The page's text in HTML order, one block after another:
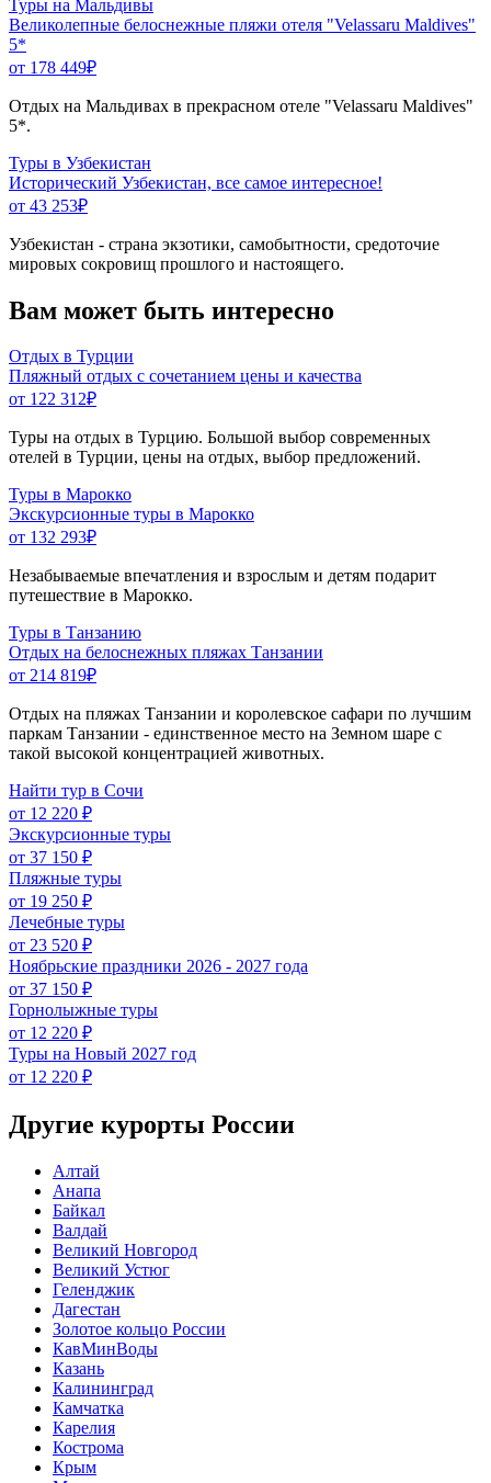
Туры на Мальдивы
Великолепные белоснежные пляжи отеля "Velassaru Maldives"
5*
от 178 449₽
Отдых на Мальдивах в прекрасном отеле "Velassaru Maldives"
5*.
Туры в Узбекистан
Исторический Узбекистан, все самое интересное!
от 43 253₽
Узбекистан - страна экзотики, самобытности, средоточие
мировых сокровищ прошлого и настоящего.
Вам может быть интересно
Отдых в Турции
Пляжный отдых с сочетанием цены и качества
от 122 312₽
Туры на отдых в Турцию. Большой выбор современных
отелей в Турции, цены на отдых, выбор предложений.
Туры в Марокко
Экскурсионные туры в Марокко
от 132 293₽
Незабываемые впечатления и взрослым и детям подарит
путешествие в Марокко.
Туры в Танзанию
Отдых на белоснежных пляжах Танзании
от 214 819₽
Отдых на пляжах Танзании и королевское сафари по лучшим
паркам Танзании - единственное место на Земном шаре с
такой высокой концентрацией животных.
Найти тур в Сочи
от 12 220 ₽
Экскурсионные туры
от 37 150 ₽
Пляжные туры
от 19 250 ₽
Лечебные туры
от 23 520 ₽
Ноябрьские праздники 2026 - 2027 года
от 37 150 ₽
Горнолыжные туры
от 12 220 ₽
Туры на Новый 2027 год
от 12 220 ₽
Другие курорты России
Алтай
Анапа
Байкал
Валдай
Великий Новгород
Великий Устюг
Геленджик
Дагестан
Золотое кольцо России
КавМинВоды
Казань
Калининград
Камчатка
Карелия
Кострома
Крым